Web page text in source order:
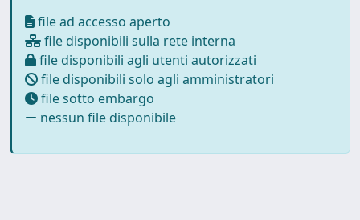
file ad accesso aperto
file disponibili sulla rete interna
file disponibili agli utenti autorizzati
file disponibili solo agli amministratori
file sotto embargo
nessun file disponibile